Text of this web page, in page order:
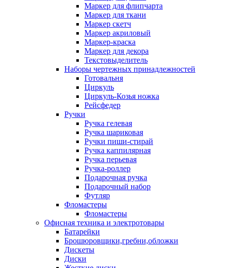
Маркер для флипчарта
Маркер для ткани
Маркер скетч
Маркер акриловый
Маркер-краска
Маркер для декора
Текстовыделитель
Наборы чертежных принадлежностей
Готовальня
Циркуль
Циркуль-Козья ножка
Рейсфедер
Ручки
Ручка гелевая
Ручка шариковая
Ручки пиши-стирай
Ручка каппилярная
Ручка перьевая
Ручка-роллер
Подарочная ручка
Подарочный набор
Футляр
Фломастеры
Фломастеры
Офисная техника и электротовары
Батарейки
Брошюровщики,гребни,обложки
Дискеты
Диски